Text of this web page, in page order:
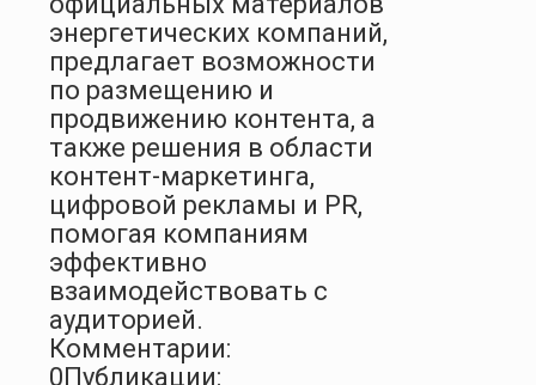
энергетических компаний,
предлагает возможности
по размещению и
продвижению контента, а
также решения в области
контент-маркетинга,
цифровой рекламы и PR,
помогая компаниям
эффективно
взаимодействовать с
аудиторией.
Комментарии:
0Публикации: